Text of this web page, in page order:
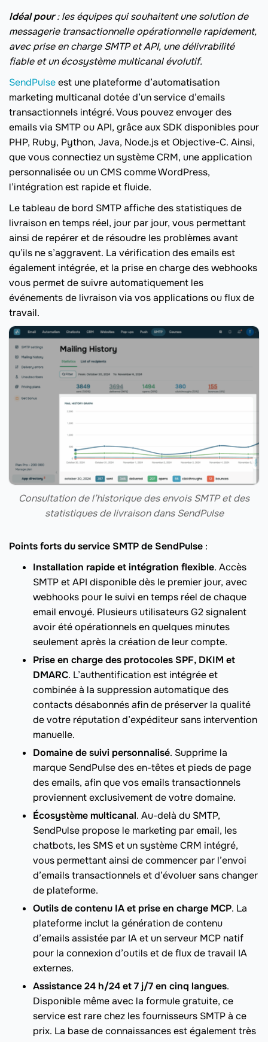
Idéal pour: les équipes qui souhaitent une solution de
messagerie transactionnelle opérationnelle rapidement,
avec prise en charge SMTP et API, une délivrabilité
fiable et un écosystème multicanal évolutif.
SendPulseest une plateforme d’automatisation
marketing multicanal dotée d’un service d’emails
transactionnels intégré. Vous pouvez envoyer des
emails via SMTP ou API, grâce aux SDK disponibles pour
PHP, Ruby, Python, Java, Node.js et Objective-C. Ainsi,
que vous connectiez un système CRM, une application
personnalisée ou un CMS comme WordPress,
l’intégration est rapide et fluide.
Le tableau de bord SMTP affiche des statistiques de
livraison en temps réel, jour par jour, vous permettant
ainsi de repérer et de résoudre les problèmes avant
qu’ils ne s’aggravent. La vérification des emails est
également intégrée, et la prise en charge des webhooks
vous permet de suivre automatiquement les
événements de livraison via vos applications ou flux de
travail.
Consultation de l’historique des envois SMTP et des
statistiques de livraison dans SendPulse
Points forts du service SMTP de SendPulse :
Installation rapide et intégration flexible. Accès
SMTP et API disponible dès le premier jour, avec
webhooks pour le suivi en temps réel de chaque
email envoyé. Plusieurs utilisateurs G2 signalent
avoir été opérationnels en quelques minutes
seulement après la création de leur compte.
Prise en charge des protocoles SPF, DKIM et
DMARC. L’authentification est intégrée et
combinée à la suppression automatique des
contacts désabonnés afin de préserver la qualité
de votre réputation d’expéditeur sans intervention
manuelle.
Domaine de suivi personnalisé. Supprime la
marque SendPulse des en-têtes et pieds de page
des emails, afin que vos emails transactionnels
proviennent exclusivement de votre domaine.
Écosystème multicanal. Au-delà du SMTP,
SendPulse propose le marketing par email, les
chatbots, les SMS et un système CRM intégré,
vous permettant ainsi de commencer par l’envoi
d’emails transactionnels et d’évoluer sans changer
de plateforme.
Outils de contenu IA et prise en charge MCP. La
plateforme inclut la génération de contenu
d’emails assistée par IA et un serveur MCP natif
pour la connexion d’outils et de flux de travail IA
externes.
Assistance 24 h/24 et 7 j/7 en cinq langues.
Disponible même avec la formule gratuite, ce
service est rare chez les fournisseurs SMTP à ce
prix. La base de connaissances est également très